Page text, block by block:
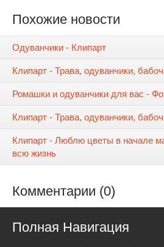
Похожие новости
Одуванчики - Клипарт
Клипарт - Трава, одуванчики,
Ромашки и одуванчики для вас -
Клипарт - Трава, одуванчики,
Клипарт - Люблю цветы в начале
всю жизнь
Комментарии (0)
Полная Навигация